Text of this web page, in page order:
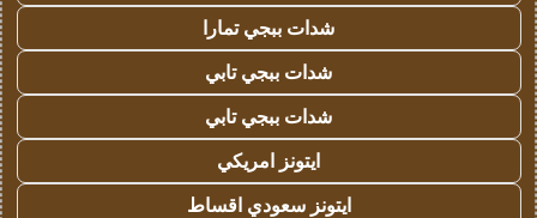
شدات ببجي تمارا
شدات ببجي تابي
شدات ببجي تابي
ايتونز امريكي
ايتونز سعودي اقساط